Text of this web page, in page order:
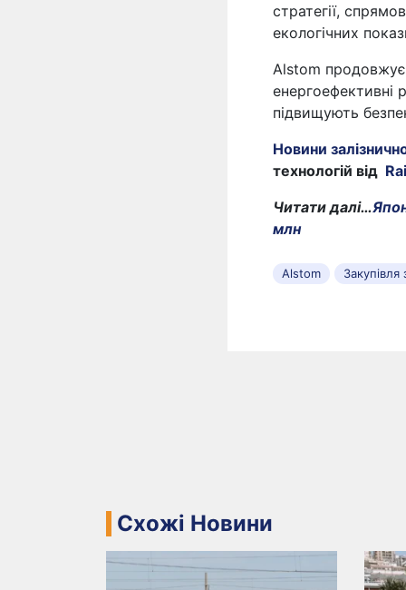
стратегії,
екологічних
Alstom продовжує
енергоефективні
підвищують
Новини
технологій від
Читати далі…
млн
Alstom
Схожі Новини